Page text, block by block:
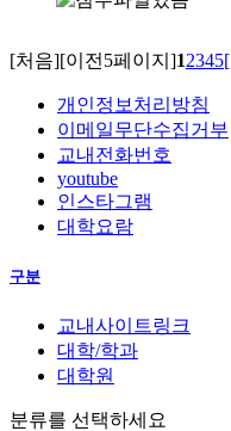
[처음][이전5페이지]12345
개인정보처리방침
이메일무단수집거부
교내전화번호
youtube
인스타그램
대학요람
구분
교내사이트링크
대학/학과
대학원
분류를 선택하세요